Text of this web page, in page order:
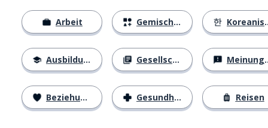
Arbeit
Ausbildung
Beziehungen
Gemischtes
Gesellschaft
Gesundheit
Koreanisches Alphabet
Meinungen
Reisen